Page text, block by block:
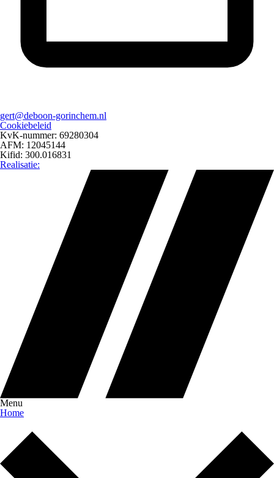
gert@deboon-gorinchem.nl
Cookiebeleid
KvK-nummer: 69280304
AFM: 12045144
Kifid: 300.016831
Realisatie:
Menu
Home